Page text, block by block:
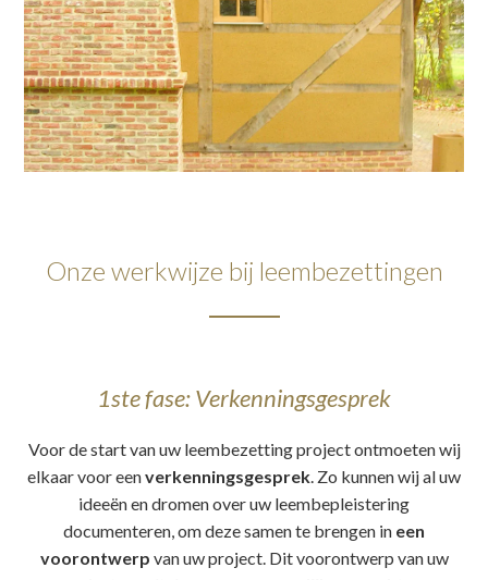
Onze werkwijze bij leembezettingen
1ste fase: Verkenningsgesprek
Voor de start van uw leembezetting project ontmoeten wij
elkaar voor eenverkenningsgesprek. Zo kunnen wij al uw
ideeën en dromen over uw leembepleistering
documenteren, om deze samen te brengen in een
voorontwerp van uw project. Dit voorontwerp van uw